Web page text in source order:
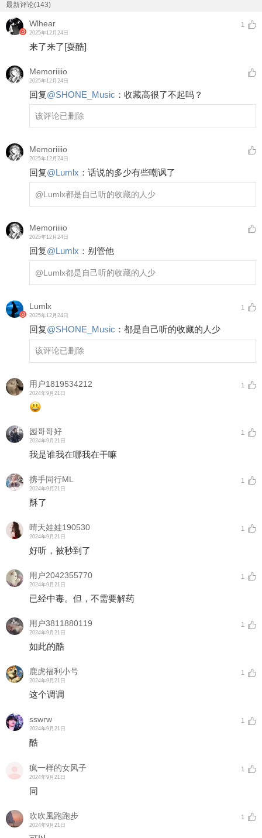
最新评论(143)
Wlhear
2025年12月24日
1
来了来了[耍酷]
Memoriiiio
2025年12月24日
回复@SHONE_Music ： 收藏高很了不起吗？
该评论已删除
Memoriiiio
2025年12月24日
回复@Lumlx ： 话说的多少有些嘲讽了
@Lumlx都是自己听的收藏的人少
Memoriiiio
2025年12月24日
回复@Lumlx ： 别管他
@Lumlx都是自己听的收藏的人少
Lumlx
2025年12月24日
1
回复@SHONE_Music ： 都是自己听的收藏的人少
该评论已删除
用户1819534212
2024年9月21日
1
园哥哥好
2024年9月21日
1
我是谁我在哪我在干嘛
携手同行ML
2024年9月21日
1
酥了
晴天娃娃190530
2024年9月21日
1
好听，被秒到了
用户2042355770
2024年9月21日
1
已经中毒。但，不需要解药
用户3811880119
2024年9月21日
1
如此的酷
鹿虎福利小号
2024年9月21日
1
这个调调
sswrw
2024年9月21日
1
酷
疯一样的女风子
2024年9月21日
1
同
吹吹風跑跑步
2024年9月21日
1